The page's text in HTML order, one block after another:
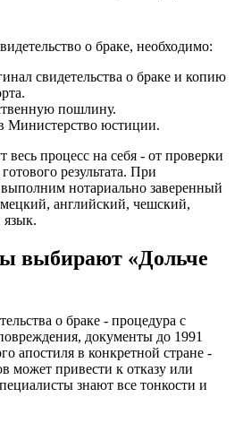
о браке, необходимо:
свидетельства о браке и копию
пошлину.
Министерство юстиции.
процесс на себя - от проверки
результата. При
нотариально заверенный
английский, чешский,
язык.
выбирают «Дольче
о браке - процедура с
документы до 1991
апостиля в конкретной стране -
может привести к отказу или
знают все тонкости и